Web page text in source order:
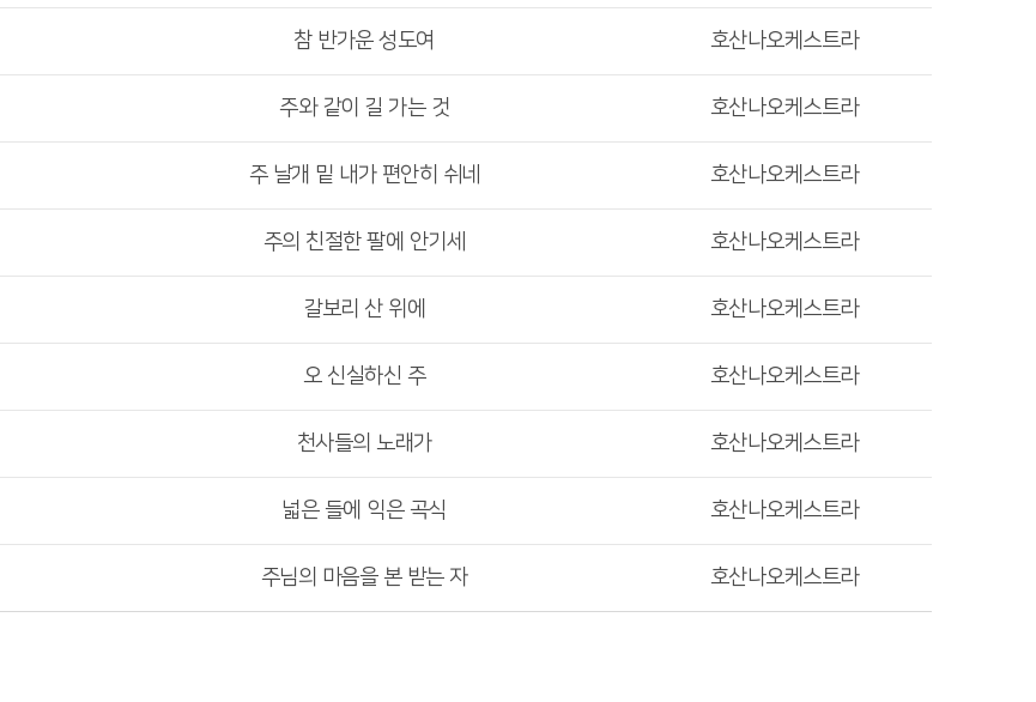
참 반가운 성도여 호산나오케스트라
주와 같이 길 가는 것 호산나오케스트라
주 날개 밑 내가 편안히 쉬네 호산나오케스트라
주의 친절한 팔에 안기세 호산나오케스트라
갈보리 산 위에 호산나오케스트라
오 신실하신 주 호산나오케스트라
천사들의 노래가 호산나오케스트라
넓은 들에 익은 곡식 호산나오케스트라
주님의 마음을 본 받는 자 호산나오케스트라